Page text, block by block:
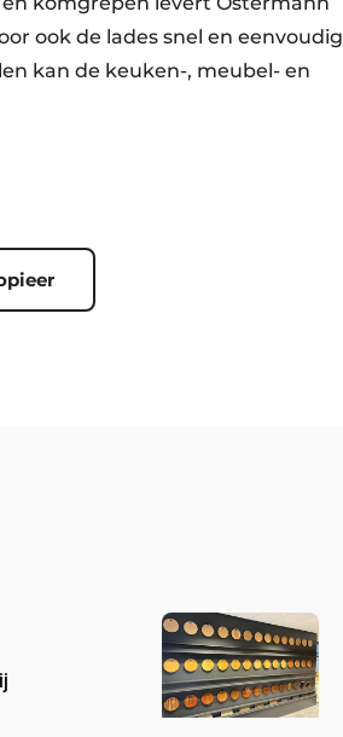
ook de lades snel en eenvoudig
kan de keuken-, meubel- en